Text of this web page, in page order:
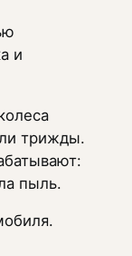
и
трижды.
пыль.